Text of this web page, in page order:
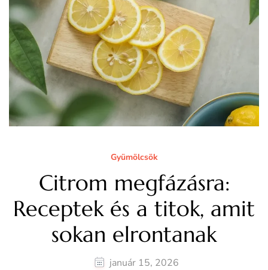
Gyümölcsök
Citrom megfázásra:
Receptek és a titok, amit
sokan elrontanak
január 15, 2026